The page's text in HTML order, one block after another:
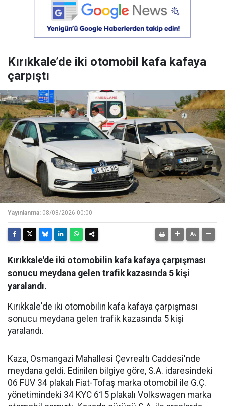
Kırıkkale’de iki otomobil kafa kafaya
çarpıştı
Yayınlanma: 08/08/2026 00:00
Kırıkkale'de iki otomobilin kafa kafaya çarpışması
sonucu meydana gelen trafik kazasında 5 kişi
yaralandı.
Kırıkkale'de iki otomobilin kafa kafaya çarpışması
sonucu meydana gelen trafik kazasında 5 kişi
yaralandı.
Kaza, Osmangazi Mahallesi Çevrealtı Caddesi'nde
meydana geldi. Edinilen bilgiye göre, S.A. idaresindeki
06 FUV 34 plakalı Fiat-Tofaş marka otomobil ile G.Ç.
yönetimindeki 34 KYC 615 plakalı Volkswagen marka